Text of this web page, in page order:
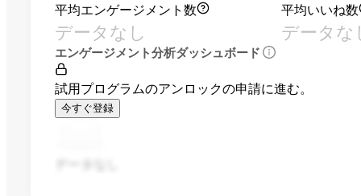
平均エンゲージメント数
データなし
平均いいね数
データな
エンゲージメント分析ダッシュボード
試用プログラムのアンロックの申請に進む。
今すぐ登録